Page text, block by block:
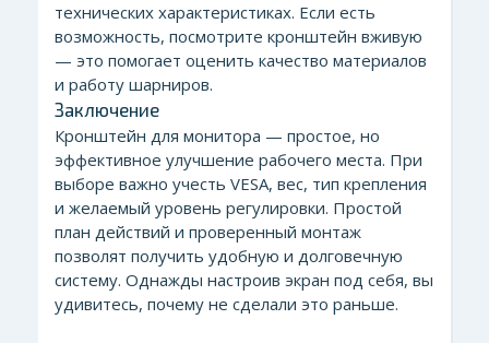
технических характеристиках. Если есть
возможность, посмотрите кронштейн вживую
— это помогает оценить качество материалов
и работу шарниров.
Заключение
Кронштейн для монитора — простое, но
эффективное улучшение рабочего места. При
выборе важно учесть VESA, вес, тип крепления
и желаемый уровень регулировки. Простой
план действий и проверенный монтаж
позволят получить удобную и долговечную
систему. Однажды настроив экран под себя, вы
удивитесь, почему не сделали это раньше.